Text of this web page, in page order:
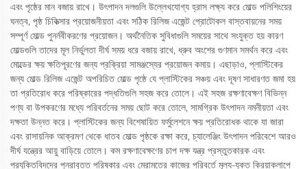
এবং পৃষ্ঠের মান বজায় রাখে। উৎপাদন দলগুলি উল্লেখযোগ্য হ্রাস লক্ষ্য করে মোল্ড পলিশিংয়ের
ঘনত্ব, পৃষ্ঠ চিকিত্সার প্রয়োজনীয়তা এবং সঠিক রিলিজ এজেন্ট প্রোটোকল বাস্তবায়নের সময়
সম্পূর্ণ মোল্ড পুনর্নবীকরণের প্রয়োজন। অর্থনৈতিক সুবিধাগুলি সময়ের সাথে সংযুক্ত হয় কারণ
মোল্ডগুলি তাদের মূল নির্ভুলতা দীর্ঘ সময় ধরে বজায় রাখে, ধ্রুব অংশের গুণমান সমর্থন করে এবং
মোল্ডের ক্ষয় ক্ষতিপূরণের জন্য প্রক্রিয়া সামঞ্জস্যের প্রয়োজন কমায়। এছাড়াও, প্লাস্টিকের
জন্য মোল্ড রিলিজ এজেন্ট অপরিচিত মোল্ড পৃষ্ঠে যে প্লাস্টিকের সঞ্চয় এবং দূষণ সাধারণত জমা হয়
তা প্রতিরোধ করে পরিষ্কারের পদ্ধতিগুলি সহজ করে তোলে। এই সহজ রক্ষণাবেক্ষণ বিভিন্ন
পণ্য বা উপকরণের মধ্যে পরিবর্তনের সময় ছোট করে তোলে, সামগ্রিক উৎপাদন নমনীয়তা এবং
দক্ষতা উন্নত করে। প্লাস্টিকের জন্য বিশেষায়িত ফর্মুলেশনে ক্ষয় প্রতিরোধক থাকে যা জারা
এবং রাসায়নিক আক্রমণ থেকে ধাতব মোল্ড পৃষ্ঠকে রক্ষা করে, চ্যালেঞ্জিং উৎপাদন পরিবেশে আরও
দীর্ঘ যন্ত্রের আয়ু বাড়িয়ে তোলে। কম রক্ষণাবেক্ষণের চাপ দক্ষ যন্ত্র প্রস্তুতকারক এবং
প্রযুক্তিবিদদের পুনরাবৃত্ত পরিষ্কার এবং মেরামতের কাজের পরিবর্তে মূল্য-যুক্ত ক্রিয়াকলাপে